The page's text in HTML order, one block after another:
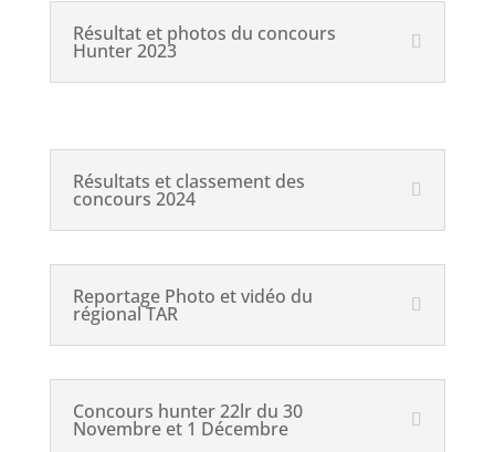
Résultat et photos du concours
Hunter 2023
Résultats et classement des
concours 2024
Reportage Photo et vidéo du
régional TAR
Concours hunter 22lr du 30
Novembre et 1 Décembre